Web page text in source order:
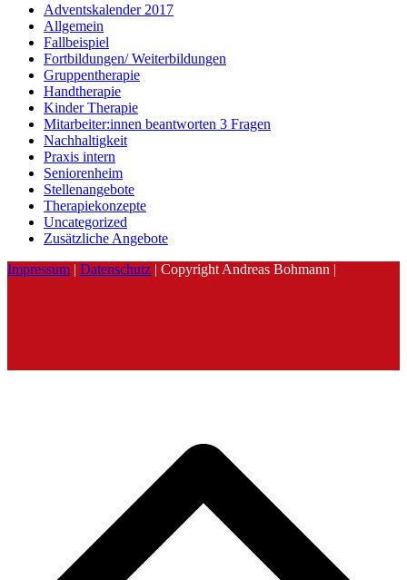
Adventskalender 2017
Allgemein
Fallbeispiel
Fortbildungen/ Weiterbildungen
Gruppentherapie
Handtherapie
Kinder Therapie
Mitarbeiter:innen beantworten 3 Fragen
Nachhaltigkeit
Praxis intern
Seniorenheim
Stellenangebote
Therapiekonzepte
Uncategorized
Zusätzliche Angebote
Impressum | Datenschutz | Copyright Andreas Bohmann |